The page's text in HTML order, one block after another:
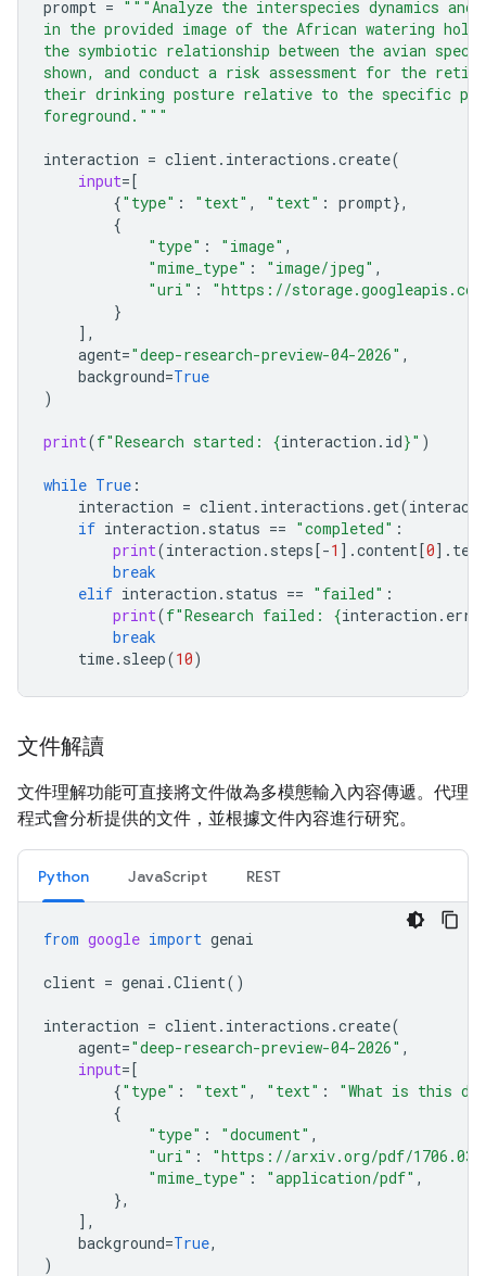
prompt = """Analyze the interspecies dynamics
in the provided image of the African watering
the symbiotic relationship between the avian
shown, and conduct a risk assessment for the
their drinking posture relative to the specific
foreground."""
interaction = client. interactions .create(
input=[
{"type" : "text" , "text" : prompt},
{
"type" : "image" ,
"mime_type" : "image/jpeg" ,
"uri" :
"https://
}
],
agent="deep-research-preview-04-2026" ,
background=True
)
print(f"Research started: {interaction . id}" )
while True :
interaction = client. interactions .get(
if interaction . status == "completed" :
print(interaction . steps[-1 ] .content[0] . text
break
elif interaction . status == "failed" :
print(f"Research failed: {interaction .
break
time. sleep(10)
文件解讀
文件理解功能可直接將文件做為多模態輸入內容傳遞。代理
程式會分析提供的文件，並根據文件內容進行研究。
Python JavaScript REST
from google import genai
client = genai .Client()
interaction = client. interactions .create(
agent="deep-research-preview-04-2026" ,
input=[
{"type" : "text" , "text" :
"What is this
{
"type" : "document" ,
"uri" :
"https://arxiv.org/pdf/
"mime_type" : "application/pdf" ,
},
],
background=True,
)